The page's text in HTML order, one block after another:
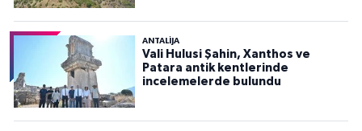
ANTALIJA
Vali Hulusi Şahin, Xanthos ve
Patara antik kentlerinde
incelemelerde bulundu